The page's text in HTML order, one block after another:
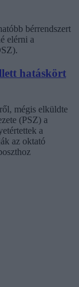
bérrendszert
elérni a
hatáskört
mégis elküldte
(PSZ) a
a
az oktató